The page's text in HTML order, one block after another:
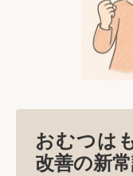
おむつは
改善の新